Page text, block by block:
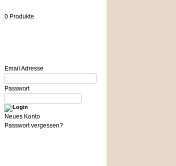
0 Produkte
Email Adresse
Passwort
Neues Konto
Passwort vergessen?